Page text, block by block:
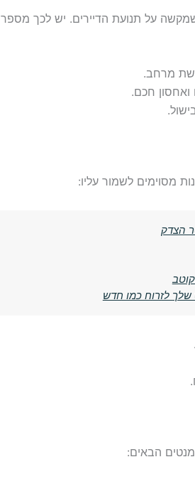
על תנועת הדיירים. יש לכך מספר
מרחב.
ואחסון חכם.
מסוימים לשמור עליו:
לזרוח כמו חדש
הבאים: